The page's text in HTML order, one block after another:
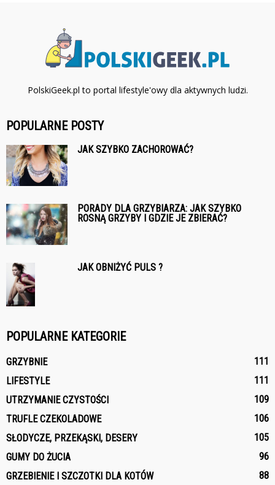
PolskiGeek.pl to portal lifestyle'owy dla aktywnych ludzi.
POPULARNE POSTY
JAK SZYBKO ZACHOROWAĆ?
PORADY DLA GRZYBIARZA: JAK SZYBKO
ROSNĄ GRZYBY I GDZIE JE ZBIERAĆ?
JAK OBNIŻYĆ PULS ?
POPULARNE KATEGORIE
GRZYBNIE
111
LIFESTYLE
111
UTRZYMANIE CZYSTOŚCI
109
TRUFLE CZEKOLADOWE
106
SŁODYCZE, PRZEKĄSKI, DESERY
105
GUMY DO ŻUCIA
96
GRZEBIENIE I SZCZOTKI DLA KOTÓW
88